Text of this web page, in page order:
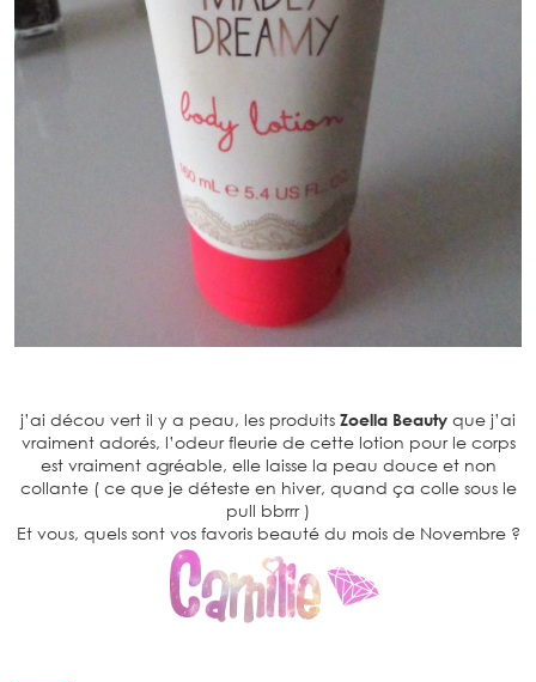
j’ai décou vert il y a peau, les produits Zoella Beauty que j’ai
vraiment adorés, l’odeur fleurie de cette lotion pour le corps
est vraiment agréable, elle laisse la peau douce et non
collante ( ce que je déteste en hiver, quand ça colle sous le
pull bbrrr )
Et vous, quels sont vos favoris beauté du mois de Novembre ?